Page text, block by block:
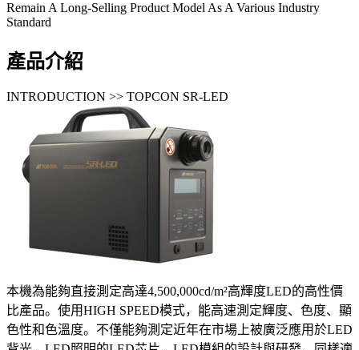
Remain A Long-Selling Product Model As A Various Industry
Standard
產品介紹
INTRODUCTION >> TOPCON SR-LED
本機為能夠直接測定高達4,500,000cd/m²高輝度LED的高性價
比產品。使用HIGH SPEED模式，能高速測定輝度、色度、顯
色性和色溫度。不僅能夠測定近年在市場上被廣泛應用於LED